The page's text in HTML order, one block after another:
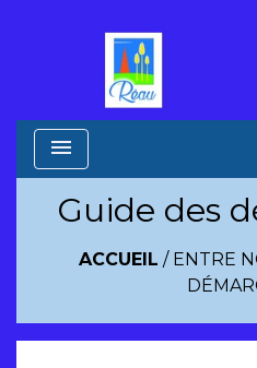
menu
Guide des
ACCUEIL / ENTRE